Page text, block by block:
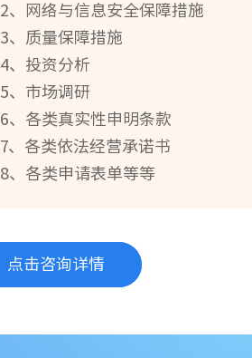
2、网络与信息安全保障措施
3、质量保障措施
4、投资分析
5、市场调研
6、各类真实性申明条款
7、各类依法经营承诺书
8、各类申请表单等等
点击咨询详情